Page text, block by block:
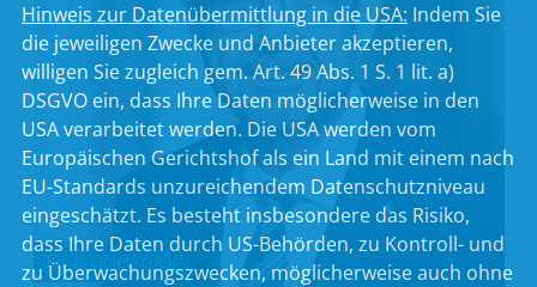
Klaus Holetschek
Hinweis zur Datenübermittlung in die USA: Indem Sie
die jeweiligen Zwecke und Anbieter akzeptieren,
willigen Sie zugleich gem. Art. 49 Abs. 1 S. 1 lit. a)
DSGVO ein, dass Ihre Daten möglicherweise in den
USA verarbeitet werden. Die USA werden vom
Europäischen Gerichtshof als ein Land mit einem nach
EU-Standards unzureichendem Datenschutzniveau
eingeschätzt. Es besteht insbesondere das Risiko,
dass Ihre Daten durch US-Behörden, zu Kontroll- und
zu Überwachungszwecken, möglicherweise auch ohne